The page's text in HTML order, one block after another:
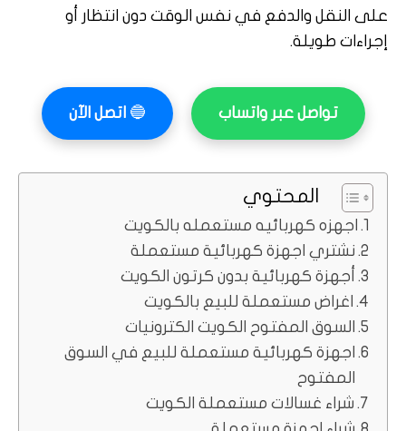
على النقل والدفع في نفس الوقت دون انتظار أو
إجراءات طويلة.
تواصل عبر واتساب 🔵 اتصل الآن
المحتوي
اجهزه كهربائيه مستعمله بالكويت
نشتري اجهزة كهربائية مستعملة
أجهزة كهربائية بدون كرتون الكويت
اغراض مستعملة للبيع بالكويت
السوق المفتوح الكويت الكترونيات
اجهزة كهربائية مستعملة للبيع في السوق
المفتوح
شراء غسالات مستعملة الكويت